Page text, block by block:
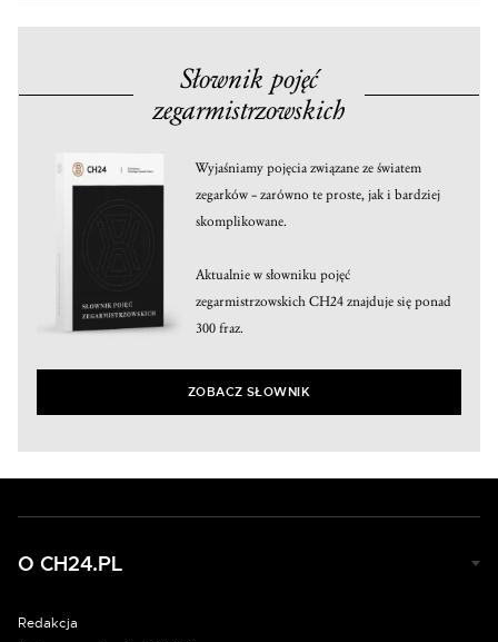
Słownik pojęć
zegarmistrzowskich
Wyjaśniamy pojęcia związane ze światem
zegarków – zarówno te proste, jak i bardziej
skomplikowane.
Aktualnie w słowniku pojęć
zegarmistrzowskich CH24 znajduje się ponad
300 fraz.
ZOBACZ SŁOWNIK
O CH24.PL
Redakcja